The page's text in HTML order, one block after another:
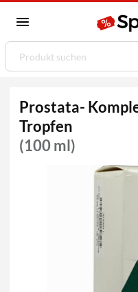
Prostata-
Tropfen
(100 ml)